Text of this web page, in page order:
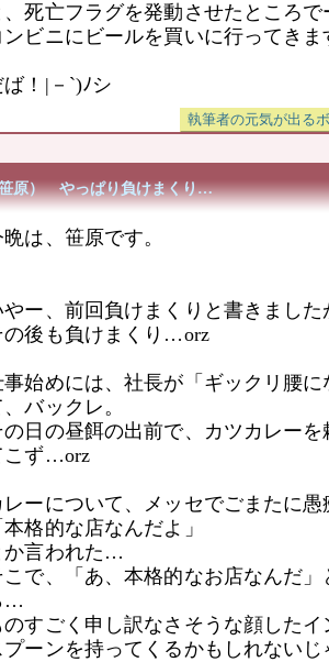
、死亡フラグを発動させたところで
ンビニにビールを買いに行ってきま
ば！|－`)ﾉシ
原） やっぱり負けまくり…
は、笹原です。
やー、前回負けまくりと書きました
の後も負けまくり…orz
事始めには、社長が「ギックリ腰
、バックレ。
の日の昼餌の出前で、カツカレー
こず…orz
レーについて、メッセでごまたに
本格的な店なんだよ」
か言われた…
こで、「あ、本格的なお店なんだ
…
のすごく申し訳なさそうな顔した
プーンを持ってくるかもしれない